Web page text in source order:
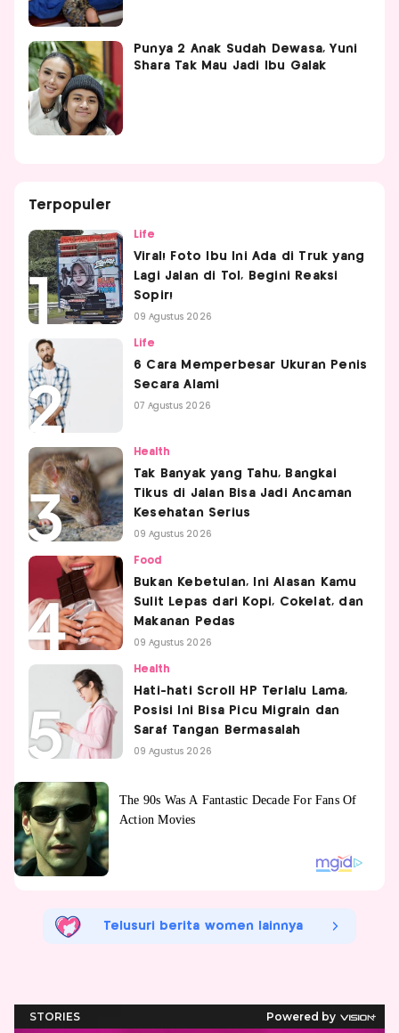
Punya 2 Anak Sudah Dewasa, Yuni
Shara Tak Mau Jadi Ibu Galak
Terpopuler
Life
Viral! Foto Ibu Ini Ada di Truk yang
Lagi Jalan di Tol, Begini Reaksi
Sopir!
09 Agustus 2026
Life
6 Cara Memperbesar Ukuran Penis
Secara Alami
07 Agustus 2026
Health
Tak Banyak yang Tahu, Bangkai
Tikus di Jalan Bisa Jadi Ancaman
Kesehatan Serius
09 Agustus 2026
Food
Bukan Kebetulan, Ini Alasan Kamu
Sulit Lepas dari Kopi, Cokelat, dan
Makanan Pedas
09 Agustus 2026
Health
Hati-hati Scroll HP Terlalu Lama,
Posisi Ini Bisa Picu Migrain dan
Saraf Tangan Bermasalah
09 Agustus 2026
Telusuri berita women lainnya